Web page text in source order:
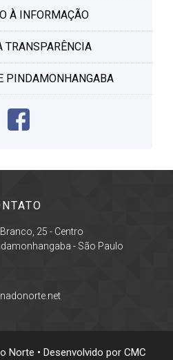
À INFORMAÇÃO
TRANSPARÊNCIA
PINDAMONHANGABA
25 - Centro
- São Paulo
Norte • Desenvolvido por CMC